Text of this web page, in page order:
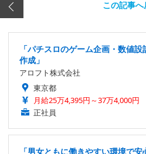
この記事へ
「パチスロのゲーム企画・数値
作成」
アロフト株式会社
東京都
月給25万4,395円～37万4,000円
正社員
「男女ともに働きやすい環境で